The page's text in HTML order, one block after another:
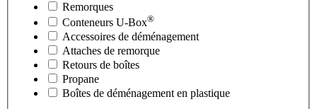
Remorques
Conteneurs U-Box®
Accessoires de déménagement
Attaches de remorque
Retours de boîtes
Propane
Boîtes de déménagement en plastique